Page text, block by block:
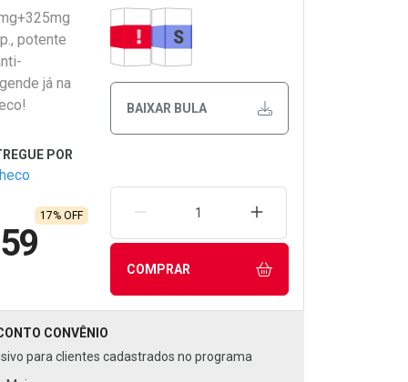
potente
já na
BAIXAR BULA
17% OFF REMOVER UMA UNIDADEAUMENTAR UMA
COMPRAR
CONVÊNIO
para clientes cadastrados no programa